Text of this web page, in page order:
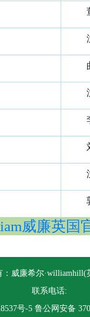
威廉英国
：威廉希尔
联系电话:
号-5 鲁公网安备